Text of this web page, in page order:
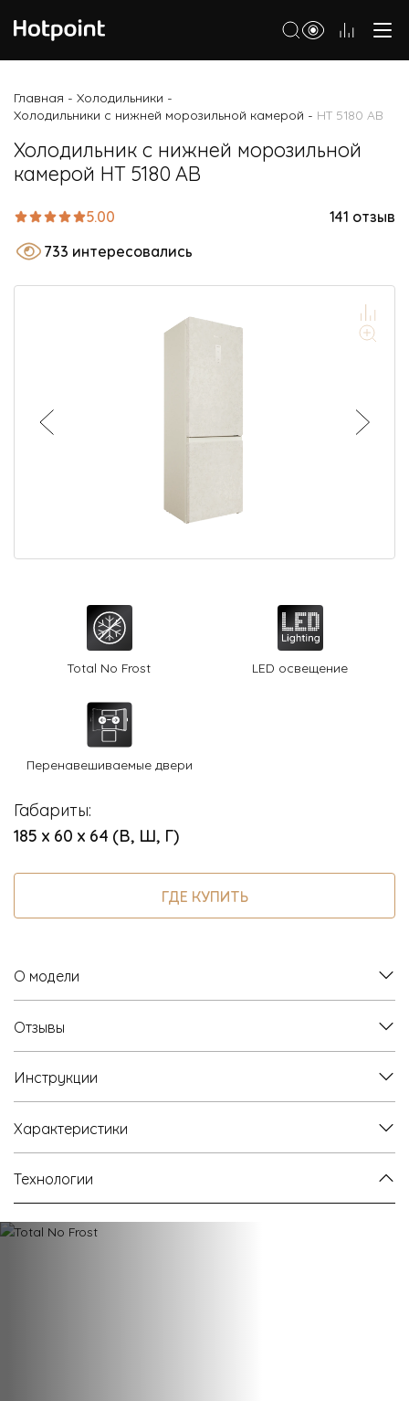
Морозильные камеры
Стиральные и сушильные машины
Посудомоечные машины
Варочные панели
Духовые шкафы
Малая бытовая техника
О Hotpoint
8 800 3333 887
Главная - Холодильники -
Холодильники с нижней морозильной камерой - HT 5180 AB
Холодильник с нижней морозильной
камерой HT 5180 AB
5.00
141 отзыв
733 интересовались
Total No Frost LED освещение
Перенавешиваемые двери
Габариты:
185 х 60 х 64 (В, Ш, Г)
ГДЕ КУПИТЬ
О модели
Отзывы
Инструкции
Характеристики
Технологии